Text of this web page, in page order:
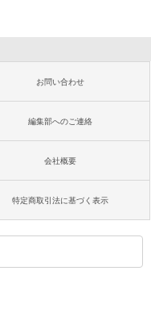
お問い合わせ
編集部へのご連絡
会社概要
特定商取引法に基づく表示